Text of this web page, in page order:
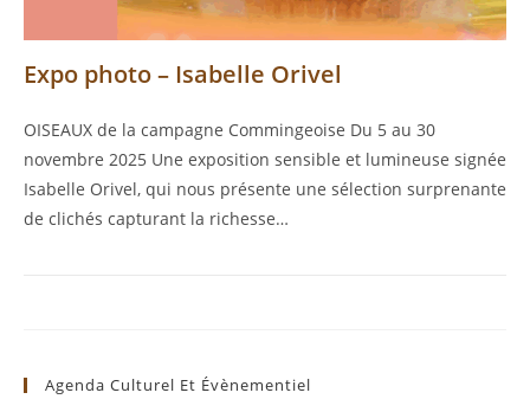
Expo photo – Isabelle Orivel
OISEAUX de la campagne Commingeoise Du 5 au 30
novembre 2025 Une exposition sensible et lumineuse signée
Isabelle Orivel, qui nous présente une sélection surprenante
de clichés capturant la richesse…
Agenda Culturel Et Évènementiel